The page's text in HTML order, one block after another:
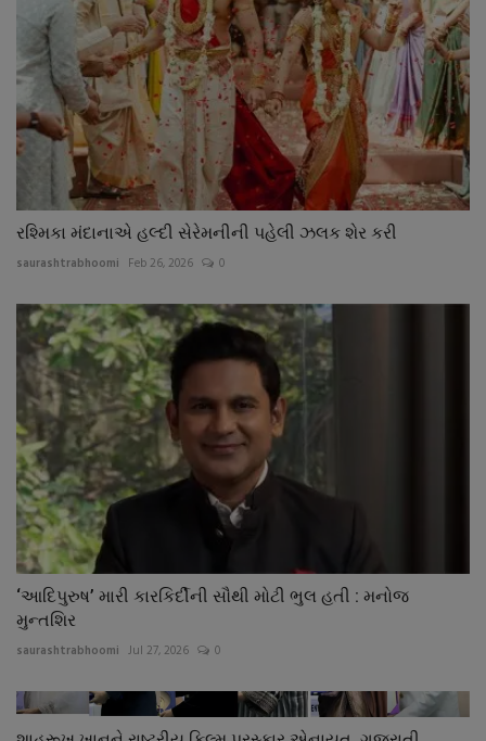
રશ્મિકા મંદાનાએ હલ્દી સેરેમનીની પહેલી ઝલક શેર કરી
saurashtrabhoomi Feb 26, 2026 0
‘આદિપુરુષ’ મારી કારકિર્દીની સૌથી મોટી ભુલ હતી : મનોજ
મુન્તશિર
saurashtrabhoomi Jul 27, 2026 0